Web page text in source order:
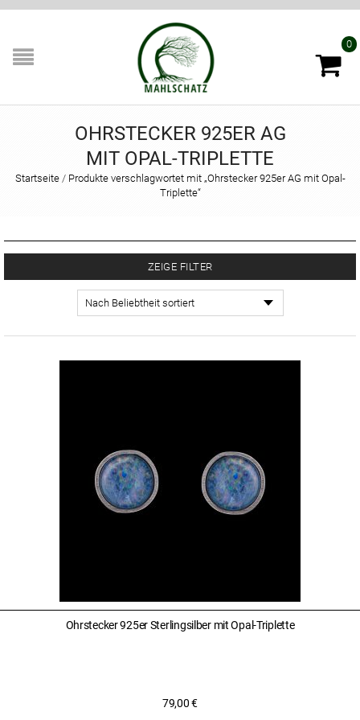
0
OHRSTECKER 925ER AG
MIT OPAL-TRIPLETTE
Startseite /Produkte verschlagwortet mit „Ohrstecker 925er AG mit Opal-
Triplette“
ZEIGE FILTER
Ohrstecker 925er Sterlingsilber mit Opal-Triplette
79,00€